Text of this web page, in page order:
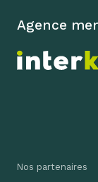
Agence
Nos partenaires